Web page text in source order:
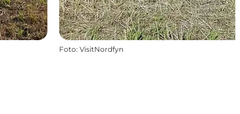
Foto: VisitNordfyn